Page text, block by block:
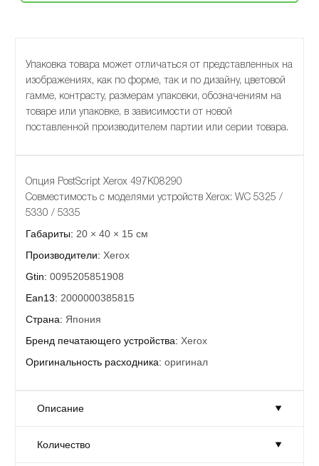
Упаковка товара может отличаться от представленных на
изображениях, как по форме, так и по дизайну, цветовой
гамме, контрасту, размерам упаковки, обозначениям на
товаре или упаковке, в зависимости от новой
поставленной производителем партии или серии товара.
Опция PostScript Xerox 497K08290
Совместимость с моделями устройств Xerox: WC 5325 /
5330 / 5335
Габариты: 20 × 40 × 15 см
Производители: Xerox
Gtin: 0095205851908
Ean13: 2000000385815
Страна: Япония
Бренд печатающего устройства: Xerox
Оригинальность расходника: оригинал
Описание
Опция PostScript Xerox 497K08290
Количество